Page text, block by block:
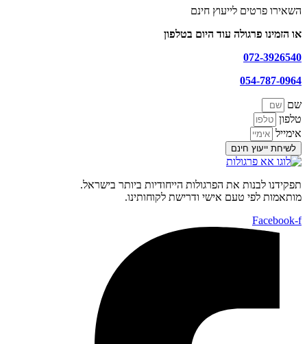
לציון-
14
לפברואר
2021
השאירו פרטים לייעוץ חינם
או הזמינו פרגולה עוד היום בטלפון
072-3926540
054-787-0964
שם
טלפון
אימייל
לשיחת ייעוץ חינם
תפקידנו לבנות את הפרגולות הייחודיות ביותר בישראל.
מותאמות לפי טעם אישי ודרישת לקוחותינו.
Facebook-f